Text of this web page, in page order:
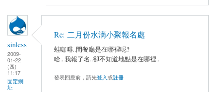
sinless
2009-
01-22
(四)
11:17
固定網
址
Re: 二月份水滴小聚報名處
蛙咖啡..間餐廳是在哪裡呢?
哈...我報了名..卻不知道地點是在哪裡..
發表回應前，請先登入或註冊